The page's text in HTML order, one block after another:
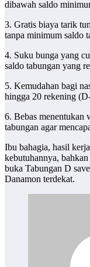
dibawah saldo
3. Gratis biaya tarik
tanpa minimum saldo
4. Suku bunga yang
saldo tabungan yang
5. Kemudahan bagi
hingga 20 rekening
6. Bebas menentukan
tabungan agar
Ibu bahagia, hasil
kebutuhannya,
buka Tabungan D save
Danamon terdekat.